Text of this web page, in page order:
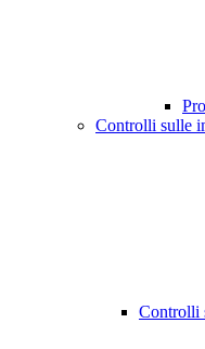
Controlli sulle
Controlli